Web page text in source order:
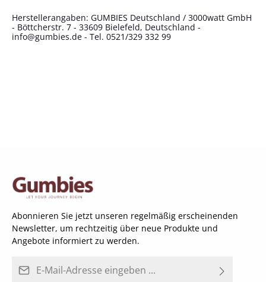
Herstellerangaben: GUMBIES Deutschland / 3000watt GmbH
- Böttcherstr. 7 - 33609 Bielefeld, Deutschland -
info@gumbies.de - Tel. 0521/329 332 99
Abonnieren Sie jetzt unseren regelmäßig erscheinenden
Newsletter, um rechtzeitig über neue Produkte und
Angebote informiert zu werden.